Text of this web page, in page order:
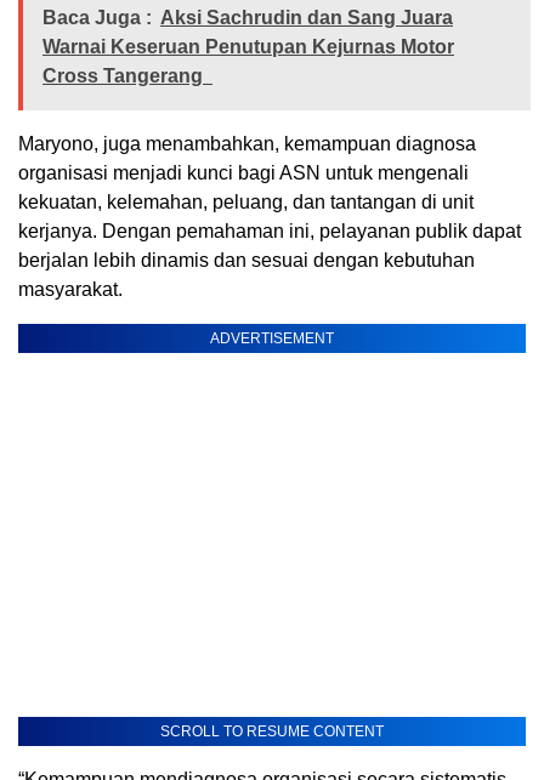
Baca Juga : Aksi Sachrudin dan Sang Juara
Warnai Keseruan Penutupan Kejurnas Motor
Cross Tangerang
Maryono, juga menambahkan, kemampuan diagnosa
organisasi menjadi kunci bagi ASN untuk mengenali
kekuatan, kelemahan, peluang, dan tantangan di unit
kerjanya. Dengan pemahaman ini, pelayanan publik dapat
berjalan lebih dinamis dan sesuai dengan kebutuhan
masyarakat.
ADVERTISEMENT
SCROLL TO RESUME CONTENT